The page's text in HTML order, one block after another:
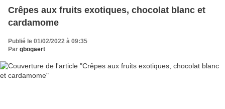
Crêpes aux fruits exotiques, chocolat blanc et
cardamome
Publié le 01/02/2022 à 09:35
Par gbogaert